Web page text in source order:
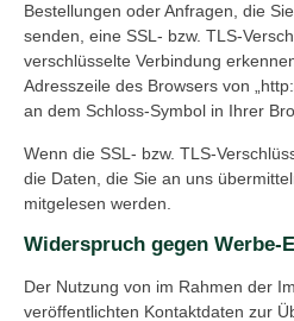
Bestellungen oder Anfragen, die
senden, eine SSL- bzw. TLS-
verschlüsselte Verbindung
Adresszeile des Browsers von
an dem Schloss-Symbol in Ihrer
Wenn die SSL- bzw. TLS-
die Daten, die Sie an uns
mitgelesen werden.
Widerspruch gegen Werbe-
Der Nutzung von im Rahmen der
veröffentlichten Kontaktdaten zur